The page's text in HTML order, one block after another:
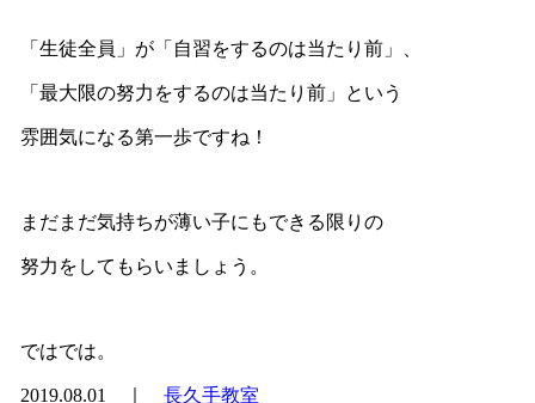
「生徒全員」が「自習をするのは当たり前」、
「最大限の努力をするのは当たり前」という
雰囲気になる第一歩ですね！
まだまだ気持ちが薄い子にもできる限りの
努力をしてもらいましょう。
ではでは。
2019.08.01 ｜ 長久手教室